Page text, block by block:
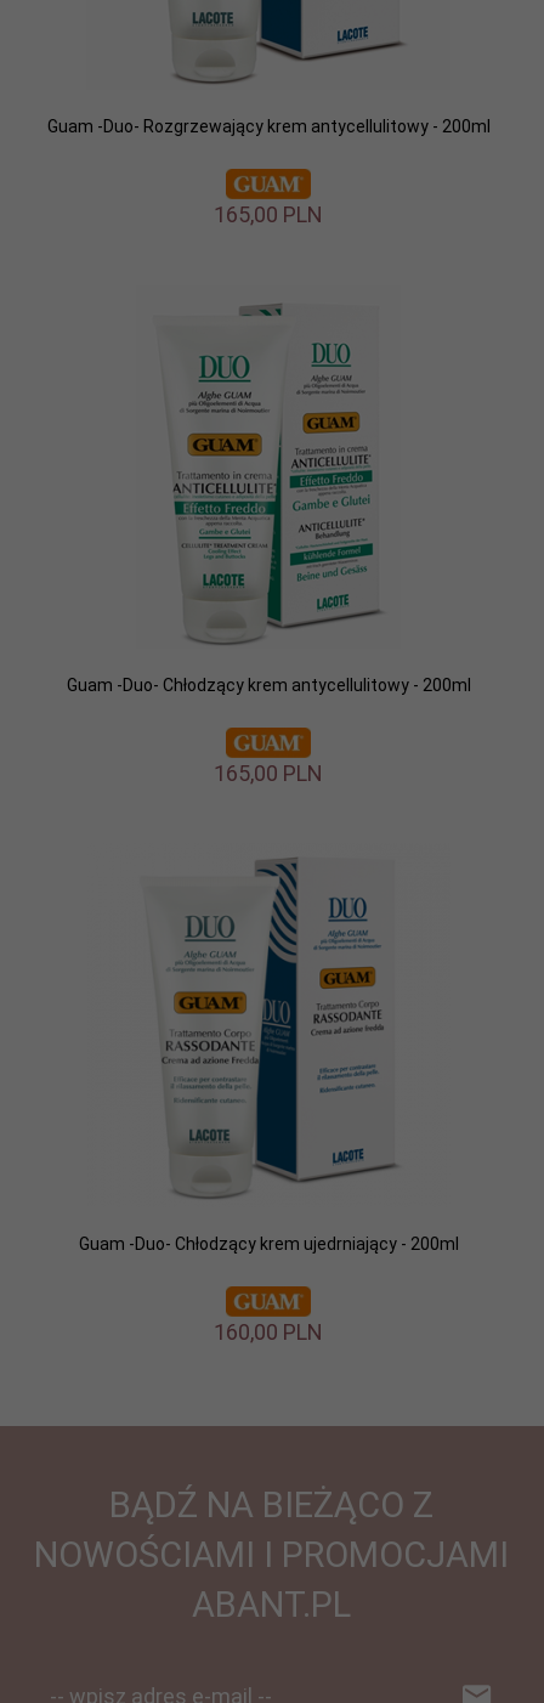
Guam -Duo- Rozgrzewający krem antycellulitowy - 200ml
165,00 PLN
Guam -Duo- Chłodzący krem antycellulitowy - 200ml
165,00 PLN
Guam -Duo- Chłodzący krem ujedrniający - 200ml
160,00 PLN
BĄDŹ NA BIEŻĄCO Z
NOWOŚCIAMI I PROMOCJAMI
ABANT.PL
-- wpisz adres e-mail --